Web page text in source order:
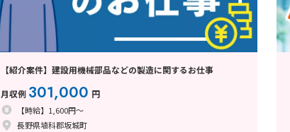
【紹介案件】建設用機械部品などの製造に関するお仕事
月収例 301,000 円
【時給】1,600円～
長野県埴科郡坂城町